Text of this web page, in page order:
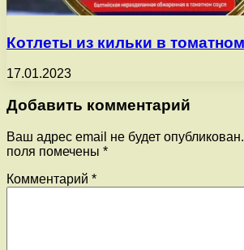
Котлеты из кильки в
17.01.2023
Добавить комментарий
Ваш адрес email не будет опубликован.
поля помечены *
Комментарий *